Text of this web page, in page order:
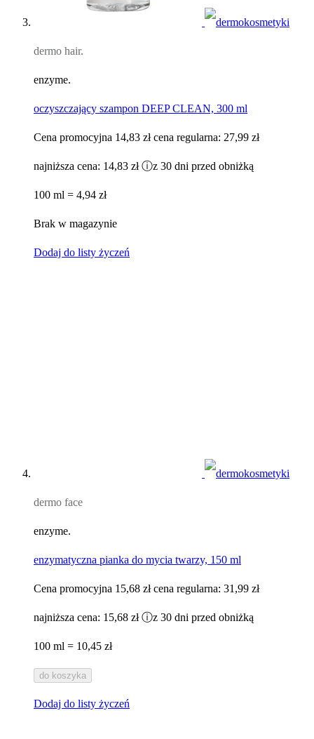
dermo hair.
enzyme.
oczyszczający szampon DEEP CLEAN, 300 ml
Cena promocyjna 14,83 zł cena regularna: 27,99 zł
najniższa cena: 14,83 zł ⓘz 30 dni przed obniżką
100 ml = 4,94 zł
Brak w magazynie
Dodaj do listy życzeń
dermo face
enzyme.
enzymatyczna pianka do mycia twarzy, 150 ml
Cena promocyjna 15,68 zł cena regularna: 31,99 zł
najniższa cena: 15,68 zł ⓘz 30 dni przed obniżką
100 ml = 10,45 zł
do koszyka
Dodaj do listy życzeń